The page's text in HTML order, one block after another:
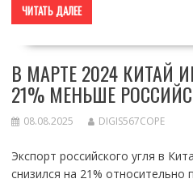
ЧИТАТЬ ДАЛЕЕ
В МАРТЕ 2024 КИТАЙ
21% МЕНЬШЕ
08.08.2025 DIGIS567COPE
Экспорт российского угля в
снизился на 21% относительно